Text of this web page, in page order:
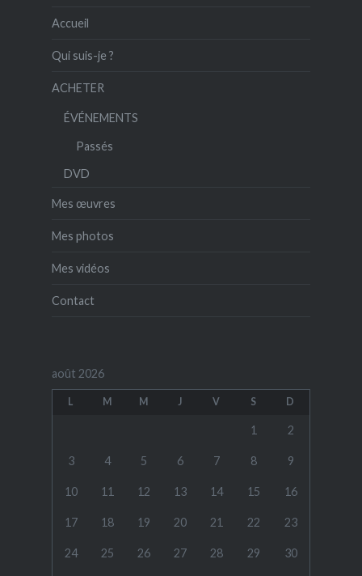
Accueil
Qui suis-je ?
ACHETER
ÉVÉNEMENTS
Passés
DVD
Mes œuvres
Mes photos
Mes vidéos
Contact
août 2026
L M M J V S D
1 2
3 4 5 6 7 8 9
10 11 12 13 14 15 16
17 18 19 20 21 22 23
24 25 26 27 28 29 30